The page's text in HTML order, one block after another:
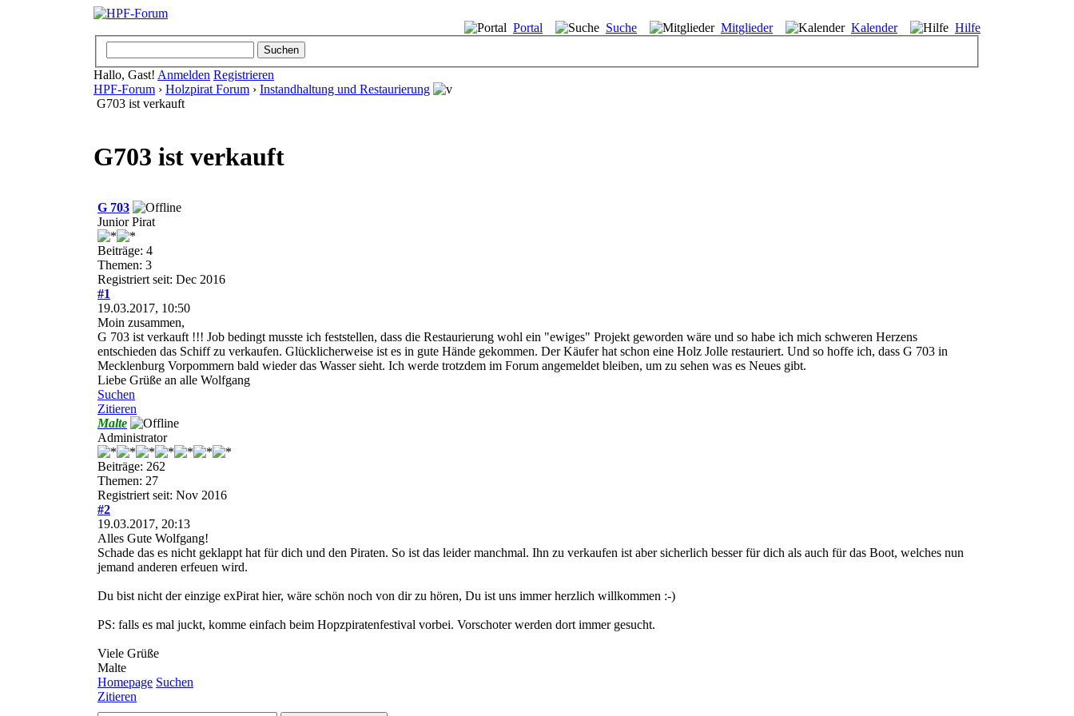
Portal Suche Mitglieder Kalender Hilfe
Hallo, Gast! Anmelden Registrieren
HPF-Forum › Holzpirat Forum › Instandhaltung und Restaurierung
G703 ist verkauft
G703 ist verkauft
G 703
Junior Pirat
Beiträge: 4
Themen: 3
Registriert seit: Dec 2016
#1
19.03.2017, 10:50
Moin zusammen,
G 703 ist verkauft !!! Job bedingt musste ich feststellen, dass die Restaurierung wohl ein "ewiges" Projekt geworden wäre und so habe ich mich schweren Herzens
entschieden das Schiff zu verkaufen. Glücklicherweise ist es in gute Hände gekommen. Der Käufer hat schon eine Holz Jolle restauriert. Und so hoffe ich, dass G 703 in
Mecklenburg Vorpommern bald wieder das Wasser sieht. Ich werde trotzdem im Forum angemeldet bleiben, um zu sehen was es Neues gibt.
Liebe Grüße an alle Wolfgang
Suchen
Zitieren
Malte
Administrator
Beiträge: 262
Themen: 27
Registriert seit: Nov 2016
#2
19.03.2017, 20:13
Alles Gute Wolfgang!
Schade das es nicht geklappt hat für dich und den Piraten. So ist das leider manchmal. Ihn zu verkaufen ist aber sicherlich besser für dich als auch für das Boot, welches nun
jemand anderen erfeuen wird.
Du bist nicht der einzige exPirat hier, wäre schön noch von dir zu hören, Du ist uns immer herzlich willkommen :-)
PS: falls es mal juckt, komme einfach beim Hopzpiratenfestival vorbei. Vorschoter werden dort immer gesucht.
Viele Grüße
Malte
Homepage Suchen
Zitieren